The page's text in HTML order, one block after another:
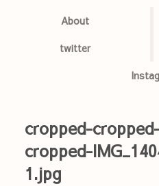
About
twitter
cropped-
cropped-
1.jpg